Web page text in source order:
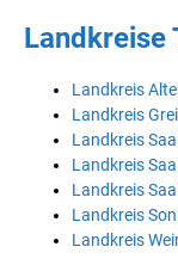
Landkreise
Landkreis
Landkreis
Landkreis
Landkreis
Landkreis
Landkreis
Landkreis